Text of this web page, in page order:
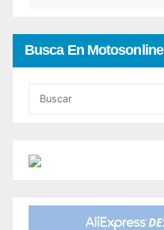
Busca En Motosonline